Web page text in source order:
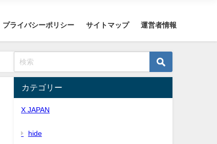
プライバシーポリシー サイトマップ 運営者情報
カテゴリー
X JAPAN
hide